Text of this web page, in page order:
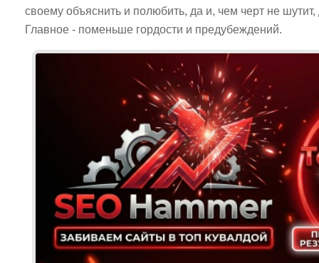
своему объяснить и полюбить, да и, чем черт не
Главное - поменьше гордости и предубеждений.